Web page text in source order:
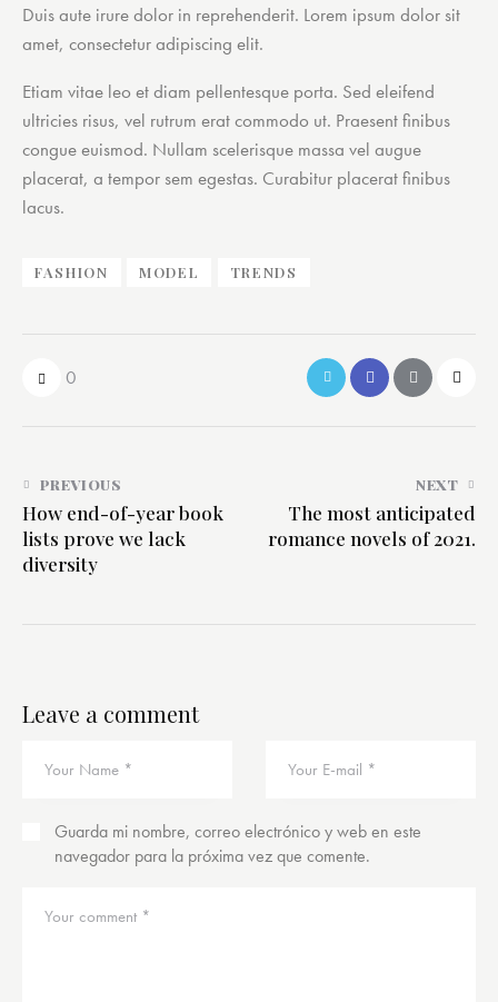
Duis aute irure dolor in reprehenderit. Lorem ipsum dolor sit
amet, consectetur adipiscing elit.
Etiam vitae leo et diam pellentesque porta. Sed eleifend
ultricies risus, vel rutrum erat commodo ut. Praesent finibus
congue euismod. Nullam scelerisque massa vel augue
placerat, a tempor sem egestas. Curabitur placerat finibus
lacus.
FASHION MODEL TRENDS
0
PREVIOUS
How end-of-year book
lists prove we lack
diversity
NEXT
The most anticipated
romance novels of 2021.
Leave a comment
Guarda mi nombre, correo electrónico y web en este
navegador para la próxima vez que comente.